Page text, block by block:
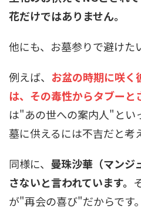
花だけではありません。
他にも、お墓参りで避けた
例えば、 お盆の時期に咲く
は、その毒性からタブーと
は"あの世への案内人"とい
墓に供えるには不吉だと考
同様に、 曼珠沙華（マンジ
さないと言われています。
が"再会の喜び"だからです